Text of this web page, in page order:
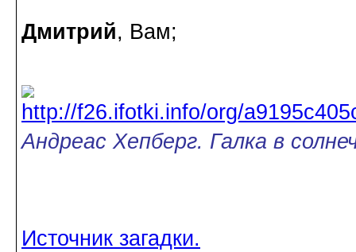
Дмитрий, Вам;
Андреас Хепберг. Галка в
Источник загадки.